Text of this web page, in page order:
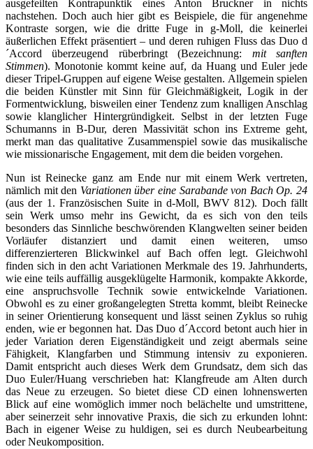
ausgefeilten Kontrapunktik eines Anton Bruckner in nichts
nachstehen. Doch auch hier gibt es Beispiele, die für angenehme
Kontraste sorgen, wie die dritte Fuge in g-Moll, die keinerlei
äußerlichen Effekt präsentiert – und deren ruhigen Fluss das Duo d
´Accord überzeugend rüberbringt (Bezeichnung: mit sanften
Stimmen). Monotonie kommt keine auf, da Huang und Euler jede
dieser Tripel-Gruppen auf eigene Weise gestalten. Allgemein spielen
die beiden Künstler mit Sinn für Gleichmäßigkeit, Logik in der
Formentwicklung, bisweilen einer Tendenz zum knalligen Anschlag
sowie klanglicher Hintergründigkeit. Selbst in der letzten Fuge
Schumanns in B-Dur, deren Massivität schon ins Extreme geht,
merkt man das qualitative Zusammenspiel sowie das musikalische
wie missionarische Engagement, mit dem die beiden vorgehen.
Nun ist Reinecke ganz am Ende nur mit einem Werk vertreten,
nämlich mit den Variationen über eine Sarabande von Bach Op. 24
(aus der 1. Französischen Suite in d-Moll, BWV 812). Doch fällt
sein Werk umso mehr ins Gewicht, da es sich von den teils
besonders das Sinnliche beschwörenden Klangwelten seiner beiden
Vorläufer distanziert und damit einen weiteren, umso
differenzierteren Blickwinkel auf Bach offen legt. Gleichwohl
finden sich in den acht Variationen Merkmale des 19. Jahrhunderts,
wie eine teils auffällig ausgeklügelte Harmonik, kompakte Akkorde,
eine anspruchsvolle Technik sowie entwickelnde Variationen.
Obwohl es zu einer großangelegten Stretta kommt, bleibt Reinecke
in seiner Orientierung konsequent und lässt seinen Zyklus so ruhig
enden, wie er begonnen hat. Das Duo d´Accord betont auch hier in
jeder Variation deren Eigenständigkeit und zeigt abermals seine
Fähigkeit, Klangfarben und Stimmung intensiv zu exponieren.
Damit entspricht auch dieses Werk dem Grundsatz, dem sich das
Duo Euler/Huang verschrieben hat: Klangfreude am Alten durch
das Neue zu erzeugen. So bietet diese CD einen lohnenswerten
Blick auf eine womöglich immer noch belächelte und umstrittene,
aber seinerzeit sehr innovative Praxis, die sich zu erkunden lohnt:
Bach in eigener Weise zu huldigen, sei es durch Neubearbeitung
oder Neukomposition.